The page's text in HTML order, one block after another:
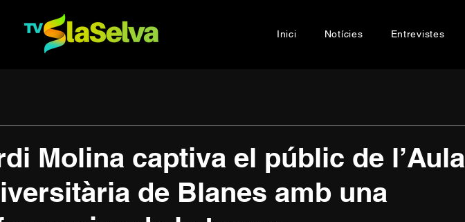
Inici Notícies Entrevistes
Molina captiva el públic de l’Aula
de Blanes amb una